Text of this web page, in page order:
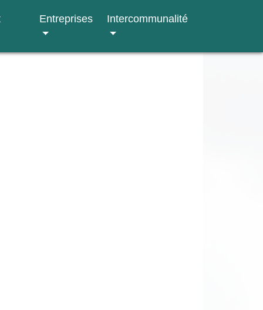
Entreprises Intercommunalité